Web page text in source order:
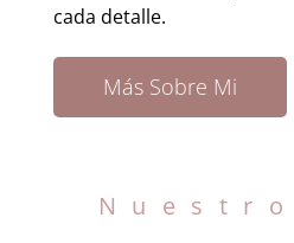
cada detalle.
Más Sobre Mi